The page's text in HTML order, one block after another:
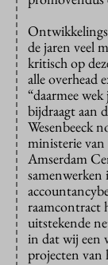
de jaren veel
kritisch op
alle overhead
“daarmee
bijdraagt aan
Wesenbeeck
ministerie
Amserdam
raamcontract
uitstekende
in dat wij een
projecten van